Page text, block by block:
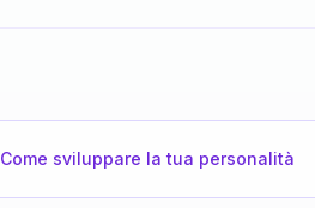
Come sviluppare la tua personalità